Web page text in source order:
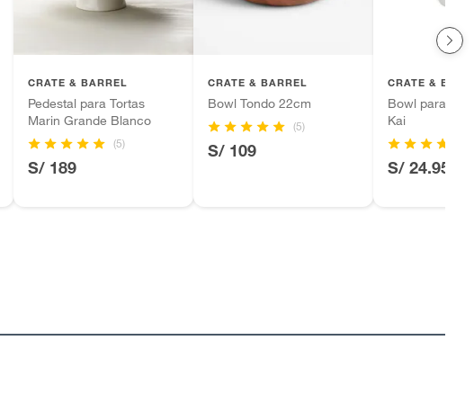
CRATE & BARREL
Pedestal para Tortas
Marin Grande Blanco
(5)
S/ 189
CRATE & BARREL
Bowl Tondo 22cm
(5)
S/ 109
CRATE &
Bowl para
Kai
S/ 24.95